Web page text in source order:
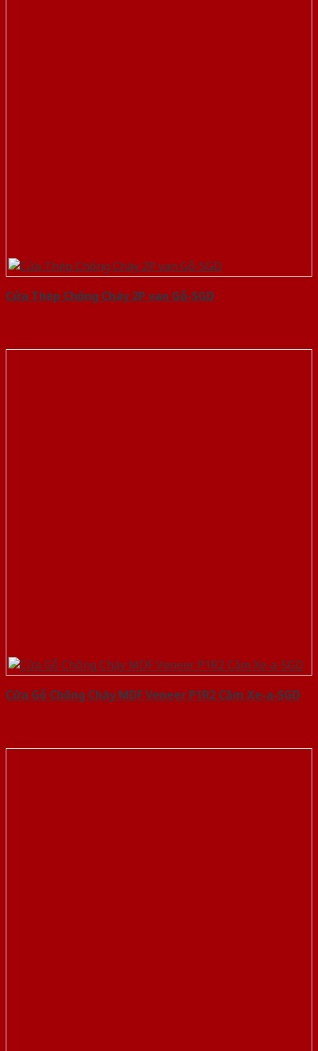
Cửa Thép Chống Cháy 2P van Gỗ-SGD
Cửa Gỗ Chống Cháy MDF Veneer P1R2 Căm Xe-a-SGD